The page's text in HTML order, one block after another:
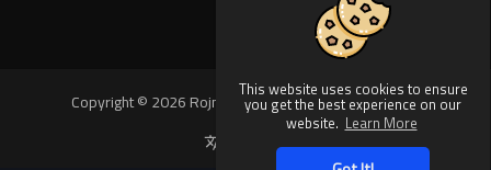
This website uses cookies to ensure
you get the best experience on our
website. Learn More
Copyright © 2026 Rojnews Video. All rights reserved.
Language